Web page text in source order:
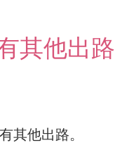
其他出路
其他出路。